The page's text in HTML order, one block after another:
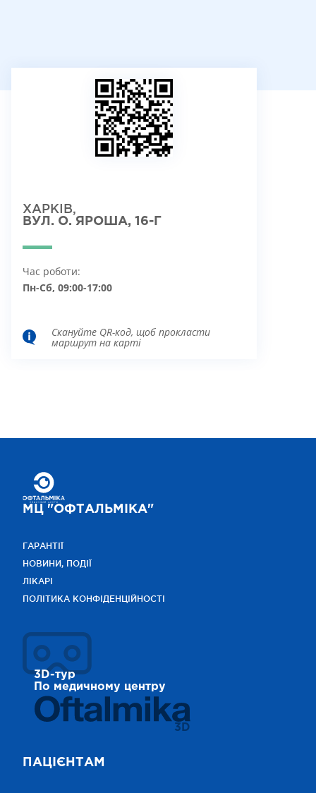
ХАРКІВ,
ВУЛ. О. ЯРОША, 16-Г
Час роботи:
Пн-Сб, 09:00-17:00
Скануйте QR-код, щоб прокласти
маршрут на карті
МЦ "ОФТАЛЬМІКА"
ГАРАНТІЇ
НОВИНИ, ПОДІЇ
ЛІКАРІ
ПОЛІТИКА КОНФІДЕНЦІЙНОСТІ
3D-тур
По медичному центру
3D
ПАЦІЄНТАМ